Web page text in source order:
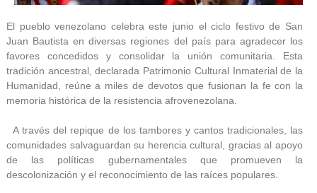
El pueblo venezolano celebra este junio el ciclo festivo de San
Juan Bautista en diversas regiones del país para agradecer los
favores concedidos y consolidar la unión comunitaria. Esta
tradición ancestral, declarada Patrimonio Cultural Inmaterial de la
Humanidad, reúne a miles de devotos que fusionan la fe con la
memoria histórica de la resistencia afrovenezolana.
A través del repique de los tambores y cantos tradicionales, las
comunidades salvaguardan su herencia cultural, gracias al apoyo
de las políticas gubernamentales que promueven la
descolonización y el reconocimiento de las raíces populares.